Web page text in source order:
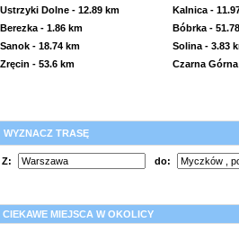
Ustrzyki Dolne- 12.89 km Kalnica-
Berezka- 1.86 km Bóbrka-
Sanok- 18.74 km Solina- 3.83
Zręcin - 53.6 km Czarna Górna
WYZNACZ TRASĘ
Z: do:
CIEKAWE MIEJSCA W OKOLICY